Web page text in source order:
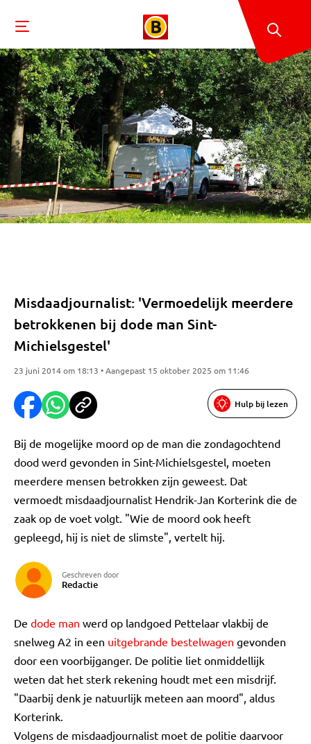
Misdaadjournalist: 'Vermoedelijk meerdere
betrokkenen bij dode man Sint-
Michielsgestel'
23 juni 2014 om 18:13 • Aangepast 15 oktober 2025 om 11:46
Hulp bij lezen
Bij de mogelijke moord op de man die zondagochtend
dood werd gevonden in Sint-Michielsgestel, moeten
meerdere mensen betrokken zijn geweest. Dat
vermoedt misdaadjournalist Hendrik-Jan Korterink die de
zaak op de voet volgt. "Wie de moord ook heeft
gepleegd, hij is niet de slimste", vertelt hij.
Geschreven door
Redactie
De dode man werd op landgoed Pettelaar vlakbij de
snelweg A2 in een uitgebrande bestelwagen gevonden
door een voorbijganger. De politie liet onmiddellijk
weten dat het sterk rekening houdt met een misdrijf.
"Daarbij denk je natuurlijk meteen aan moord", aldus
Korterink.
Volgens de misdaadjournalist moet de politie daarvoor